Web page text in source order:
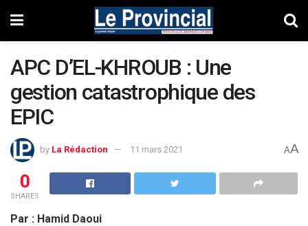
APC D’EL-KHROUB : Une
gestion catastrophique des
EPIC
by La Rédaction 11 mars 2021 AA
0
SHARES
Par : Hamid Daoui